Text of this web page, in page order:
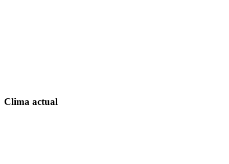
Clima actual